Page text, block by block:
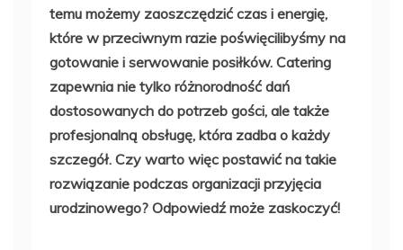
temu możemy zaoszczędzić czas i energię,
które w przeciwnym razie poświęcilibyśmy na
gotowanie i serwowanie posiłków. Catering
zapewnia nie tylko różnorodność dań
dostosowanych do potrzeb gości, ale także
profesjonalną obsługę, która zadba o każdy
szczegół. Czy warto więc postawić na takie
rozwiązanie podczas organizacji przyjęcia
urodzinowego? Odpowiedź może zaskoczyć!